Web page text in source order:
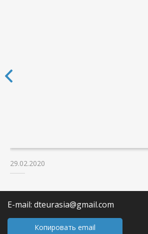
29.02.2020
E-mail: dteurasia@gmail.com
Копировать email